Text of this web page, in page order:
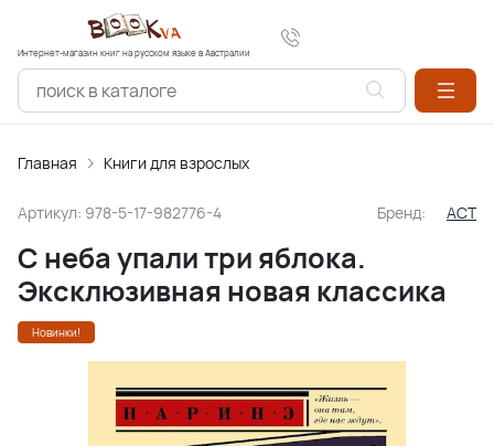
Интернет-магазин книг на русском языке в Австралии
Главная Книги для взрослых
Артикул: 978-5-17-982776-4 Бренд: АСТ
С неба упали три яблока.
Эксклюзивная новая классика
Новинки!